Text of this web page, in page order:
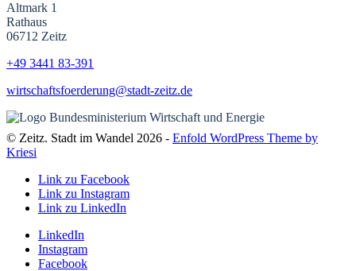
Altmark 1
Rathaus
06712 Zeitz
+49 3441 83-391
wirtschaftsfoerderung@stadt-zeitz.de
© Zeitz. Stadt im Wandel 2026 - Enfold WordPress Theme by
Kriesi
Link zu Facebook
Link zu Instagram
Link zu LinkedIn
LinkedIn
Instagram
Facebook